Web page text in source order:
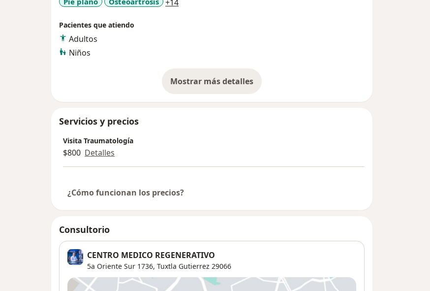
+14
Pacientes que atiendo
Adultos
Niños
Mostrar más detalles
sobre la experiencia
Servicios y precios
Visita Traumatología
$800 Detalles
¿Cómo funcionan los precios?
Consultorio
CENTRO MEDICO REGENERATIVO
5a Oriente Sur 1736, Tuxtla Gutierrez 29066